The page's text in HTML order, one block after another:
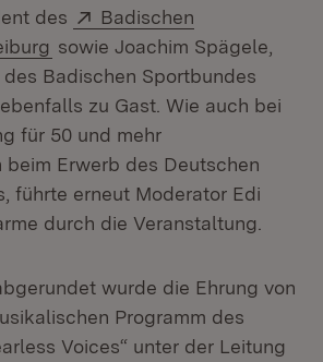
des
Extern:
Badischen
(Öffnet in neuem Fenster)
sowie Joachim Spägele,
Badischen Sportbundes
zu Gast. Wie auch bei
für 50 und mehr
beim Erwerb des Deutschen
führte erneut Moderator Edi
durch die Veranstaltung.
wurde die Ehrung von
Programm des
Voices“ unter der Leitung